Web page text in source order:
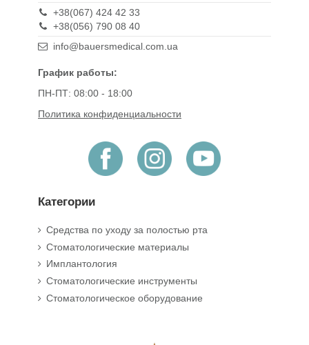
+38(067) 424 42 33
+38(056) 790 08 40
info@bauersmedical.com.ua
График работы:
ПН-ПТ: 08:00 - 18:00
Политика конфиденциальности
Категории
Средства по уходу за полостью рта
Стоматологические материалы
Имплантология
Стоматологические инструменты
Стоматологическое оборудование